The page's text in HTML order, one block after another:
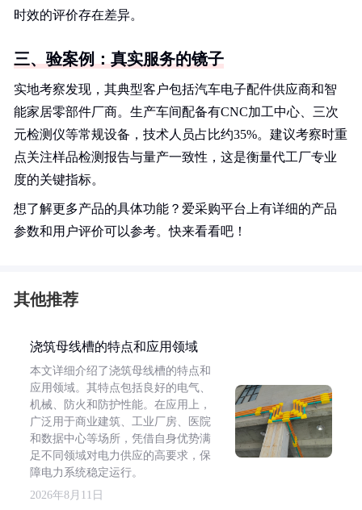
时效的评价存在差异。
三、验案例：真实服务的镜子
实地考察发现，其典型客户包括汽车电子配件供应商和智
能家居零部件厂商。生产车间配备有CNC加工中心、三次
元检测仪等常规设备，技术人员占比约35%。建议考察时重
点关注样品检测报告与量产一致性，这是衡量代工厂专业
度的关键指标。
想了解更多产品的具体功能？爱采购平台上有详细的产品
参数和用户评价可以参考。快来看看吧！
其他推荐
浇筑母线槽的特点和应用领域
本文详细介绍了浇筑母线槽的特点和
应用领域。其特点包括良好的电气、
机械、防火和防护性能。在应用上，
广泛用于商业建筑、工业厂房、医院
和数据中心等场所，凭借自身优势满
足不同领域对电力供应的高要求，保
障电力系统稳定运行。
2026年8月11日